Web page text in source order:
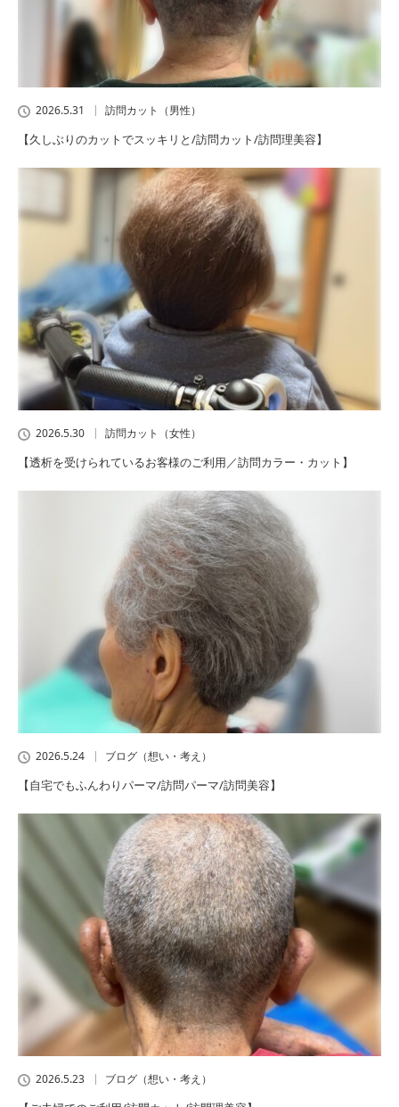
2026.5.31 訪問カット（男性）
【久しぶりのカットでスッキリと/訪問カット/訪問理美容】
2026.5.30 訪問カット（女性）
【透析を受けられているお客様のご利用／訪問カラー・カット】
2026.5.24 ブログ（想い・考え）
【自宅でもふんわりパーマ/訪問パーマ/訪問美容】
2026.5.23 ブログ（想い・考え）